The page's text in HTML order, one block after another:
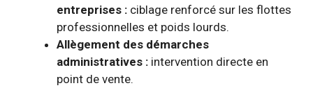
entreprises : ciblage renforcé sur les flottes
professionnelles et poids lourds.
Allègement des démarches
administratives : intervention directe en
point de vente.